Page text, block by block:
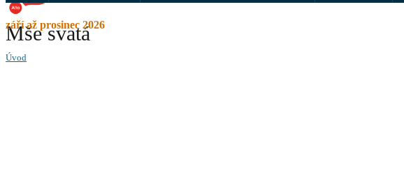
září až prosinec 2026
Mše svatá
Úvod